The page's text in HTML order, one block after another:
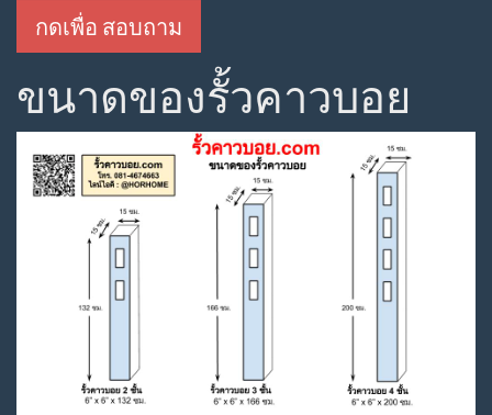
กดเพื่อ สอบถาม
ขนาดของรั้วคาวบอย